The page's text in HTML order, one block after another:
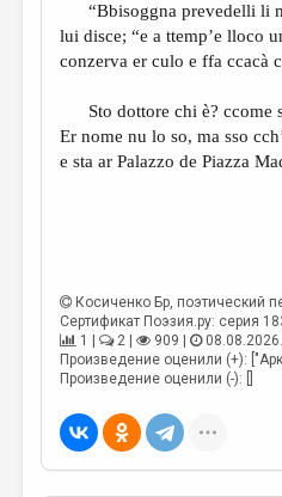
ВКОНТАКТЕ
“Bbisoggna prevedelli li
lui disce; “e a ttemp’e lloco
conzerva er culo e ffa ccacà
Sto dottore chi è? ccome
Er nome nu lo so, ma sso
e sta ar Palazzo de Piazza
Косиченко Бр, поэтический
Сертификат Поэзия.ру: серия
1 |
2 | 909 |
Произведение оценили (+):
Произведение оценили (-): []